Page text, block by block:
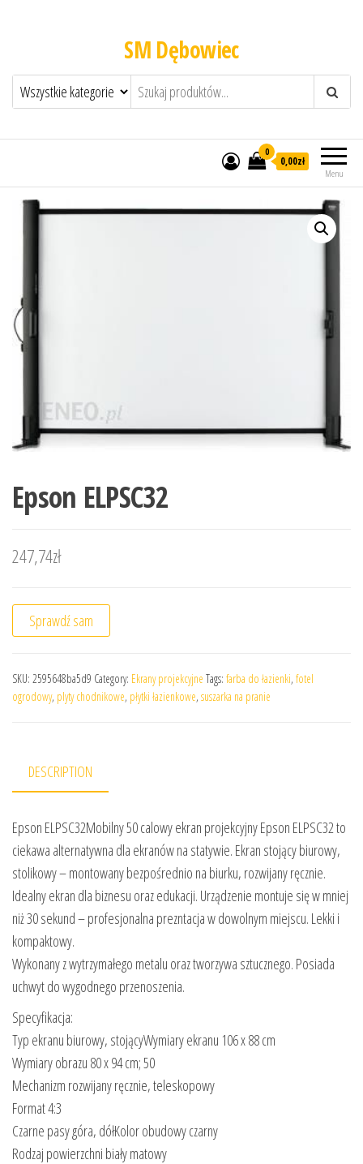
SM Dębowiec
Menu
0
0,00zł
Epson ELPSC32
247,74zł
Sprawdź sam
SKU: 2595648ba5d9 Category: Ekrany projekcyjne Tags: farba do łazienki, fotel
ogrodowy, plyty chodnikowe, płytki łazienkowe, suszarka na pranie
DESCRIPTION
Epson ELPSC32Mobilny 50 calowy ekran projekcyjny Epson ELPSC32 to
ciekawa alternatywna dla ekranów na statywie. Ekran stojący biurowy,
stolikowy – montowany bezpośrednio na biurku, rozwijany ręcznie.
Idealny ekran dla biznesu oraz edukacji. Urządzenie montuje się w mniej
niż 30 sekund – profesjonalna prezntacja w dowolnym miejscu. Lekki i
kompaktowy.
Wykonany z wytrzymałego metalu oraz tworzywa sztucznego. Posiada
uchwyt do wygodnego przenoszenia.
Specyfikacja:
Typ ekranu biurowy, stojącyWymiary ekranu 106 x 88 cm
Wymiary obrazu 80 x 94 cm; 50
Mechanizm rozwijany ręcznie, teleskopowy
Format 4:3
Czarne pasy góra, dółKolor obudowy czarny
Rodzaj powierzchni biały matowy